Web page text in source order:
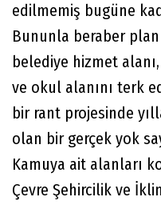
edilmemiş bugüne
Bununla beraber
belediye hizmet
ve okul alanını terk
bir rant projesinde
olan bir gerçek yok
Kamuya ait alanları
Çevre Şehircilik ve